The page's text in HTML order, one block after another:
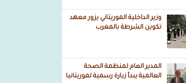
وزير الداخلية الموريتاني يزور معهد
تكوين الشرطة بالمغرب
المدير العام لمنظمة الصحة
العالمية يبدأ زيارة رسمية لموريتانيا